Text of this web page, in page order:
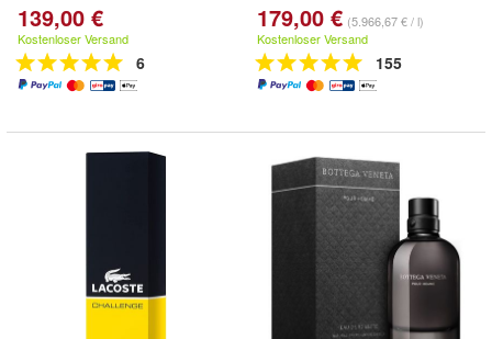
139,00 €
Kostenloser Versand
6
179,00 € (5.966,67 € / l)
Kostenloser Versand
155